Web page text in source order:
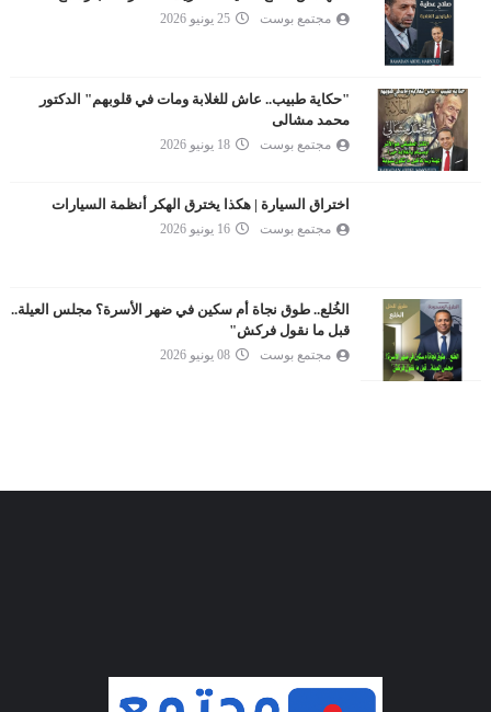
مجتمع بوست 25 يونيو 2026
"حكاية طبيب.. عاش للغلابة ومات في قلوبهم" الدكتور
محمد مشالى
مجتمع بوست 18 يونيو 2026
اختراق السيارة | هكذا يخترق الهكر أنظمة السيارات
مجتمع بوست 16 يونيو 2026
الخُلع.. طوق نجاة أم سكين في ضهر الأسرة؟ مجلس العيلة..
قبل ما نقول فركش"
مجتمع بوست 08 يونيو 2026